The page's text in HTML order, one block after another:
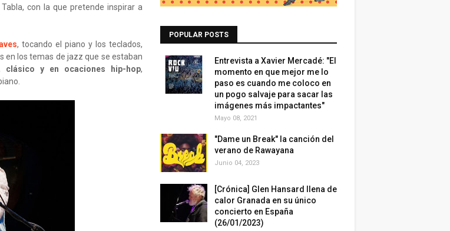
con la que pretende inspirar a
, tocando el piano y los teclados,
en los temas de jazz que se estaban
y en ocaciones hip-hop,
POPULAR POSTS
Entrevista a Xavier Mercadé: "El
momento en que mejor me lo
paso es cuando me coloco en
un pogo salvaje para sacar las
imágenes más impactantes"
Mayo 08, 2021
"Dame un Break" la canción del
verano de Rawayana
Junio 04, 2023
[Crónica] Glen Hansard llena de
calor Granada en su único
concierto en España
(26/01/2023)